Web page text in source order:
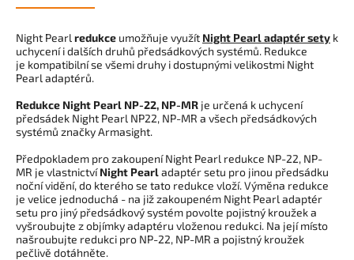
Night Pearl redukce umožňuje využít Night Pearl adaptér sety k
uchycení i dalších druhů předsádkových systémů. Redukce
je kompatibilní se všemi druhy i dostupnými velikostmi Night
Pearl adaptérů.
Redukce Night Pearl NP-22, NP-MR je určená k uchycení
předsádek Night Pearl NP22, NP-MR a všech předsádkových
systémů značky Armasight.
Předpokladem pro zakoupení Night Pearl redukce NP-22, NP-
MR je vlastnictvíNight Pearladaptér setu pro jinou předsádku
noční vidění,do kterého se tato redukce vloží.Výměna redukce
je velice jednoduchá - na již zakoupeném Night Pearl adaptér
setu pro jiný předsádkový systém povolte pojistný kroužek a
vyšroubujte z objímky adaptéru vloženou redukci. Na její místo
našroubujte redukci pro NP-22, NP-MR a pojistný kroužek
pečlivě dotáhněte.